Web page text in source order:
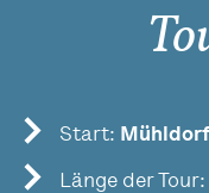
Start:
Länge der Tour: